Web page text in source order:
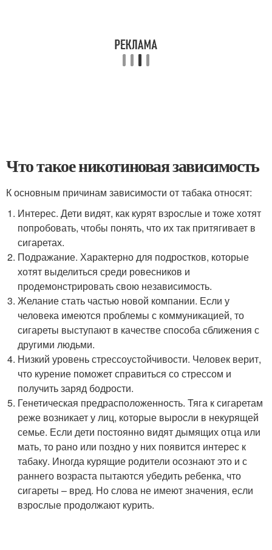
Что такое никотиновая зависимость
К основным причинам зависимости от табака относят:
Интерес. Дети видят, как курят взрослые и тоже хотят
попробовать, чтобы понять, что их так притягивает в
сигаретах.
Подражание. Характерно для подростков, которые
хотят выделиться среди ровесников и
продемонстрировать свою независимость.
Желание стать частью новой компании. Если у
человека имеются проблемы с коммуникацией, то
сигареты выступают в качестве способа сближения с
другими людьми.
Низкий уровень стрессоустойчивости. Человек верит,
что курение поможет справиться со стрессом и
получить заряд бодрости.
Генетическая предрасположенность. Тяга к сигаретам
реже возникает у лиц, которые выросли в некурящей
семье. Если дети постоянно видят дымящих отца или
мать, то рано или поздно у них появится интерес к
табаку. Иногда курящие родители осознают это и с
раннего возраста пытаются убедить ребенка, что
сигареты – вред. Но слова не имеют значения, если
взрослые продолжают курить.